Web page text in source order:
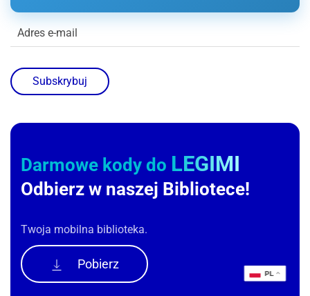
Subskrybuj
Darmowe kody do LEGIMI
Odbierz w naszej Bibliotece!
Twoja mobilna biblioteka.
Pobierz
PL